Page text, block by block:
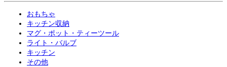
おもちゃ
キッチン収納
マグ・ポット・ティーツール
ライト・バルブ
キッチン
その他